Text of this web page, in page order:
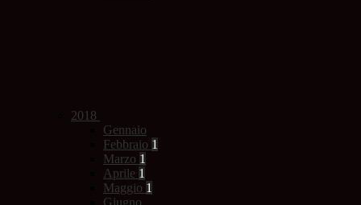
2018
Gennaio
Febbraio 1
Marzo 1
Aprile 1
Maggio 1